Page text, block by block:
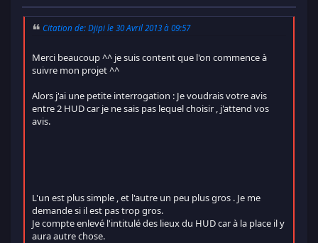
Citation de: Djipi le 30 Avril 2013 à 09:57
Merci beaucoup ^^ je suis content que l'on commence à
suivre mon projet ^^
Alors j'ai une petite interrogation : Je voudrais votre avis
entre 2 HUD car je ne sais pas lequel choisir , j'attend vos
avis.
L'un est plus simple , et l'autre un peu plus gros . Je me
demande si il est pas trop gros.
Je compte enlevé l'intitulé des lieux du HUD car à la place il y
aura autre chose.